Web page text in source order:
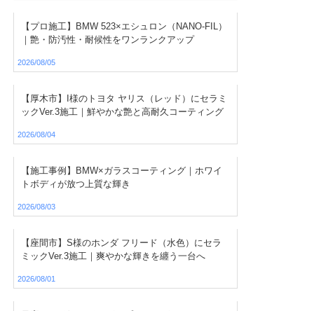
【プロ施工】BMW 523×エシュロン（NANO-FIL）
｜艶・防汚性・耐候性をワンランクアップ
2026/08/05
【厚木市】I様のトヨタ ヤリス（レッド）にセラミ
ックVer.3施工｜鮮やかな艶と高耐久コーティング
2026/08/04
【施工事例】BMW×ガラスコーティング｜ホワイ
トボディが放つ上質な輝き
2026/08/03
【座間市】S様のホンダ フリード（水色）にセラ
ミックVer.3施工｜爽やかな輝きを纏う一台へ
2026/08/01